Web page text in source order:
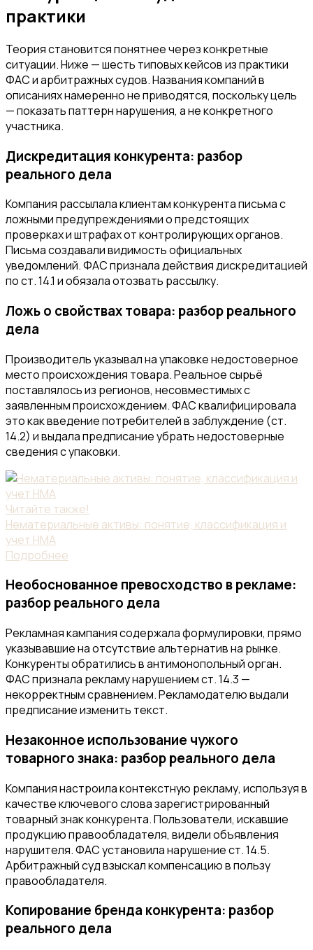
практики
Теория становится понятнее через конкретные
ситуации. Ниже — шесть типовых кейсов из практики
ФАС и арбитражных судов. Названия компаний в
описаниях намеренно не приводятся, поскольку цель
— показать паттерн нарушения, а не конкретного
участника.
Дискредитация конкурента: разбор
реального дела
Компания рассылала клиентам конкурента письма с
ложными предупреждениями о предстоящих
проверках и штрафах от контролирующих органов.
Письма создавали видимость официальных
уведомлений. ФАС признала действия дискредитацией
по ст. 14.1 и обязала отозвать рассылку.
Ложь о свойствах товара: разбор реального
дела
Производитель указывал на упаковке недостоверное
место происхождения товара. Реальное сырьё
поставлялось из регионов, несовместимых с
заявленным происхождением. ФАС квалифицировала
это как введение потребителей в заблуждение (ст.
14.2) и выдала предписание убрать недостоверные
сведения с упаковки.
Читайте также!
Нематериальные активы: понятие, классификация и
учет НМА
Подробнее
Необоснованное превосходство в рекламе:
разбор реального дела
Рекламная кампания содержала формулировки, прямо
указывавшие на отсутствие альтернатив на рынке.
Конкуренты обратились в антимонопольный орган.
ФАС признала рекламу нарушением ст. 14.3 —
некорректным сравнением. Рекламодателю выдали
предписание изменить текст.
Незаконное использование чужого
товарного знака: разбор реального дела
Компания настроила контекстную рекламу, используя в
качестве ключевого слова зарегистрированный
товарный знак конкурента. Пользователи, искавшие
продукцию правообладателя, видели объявления
нарушителя. ФАС установила нарушение ст. 14.5.
Арбитражный суд взыскал компенсацию в пользу
правообладателя.
Копирование бренда конкурента: разбор
реального дела